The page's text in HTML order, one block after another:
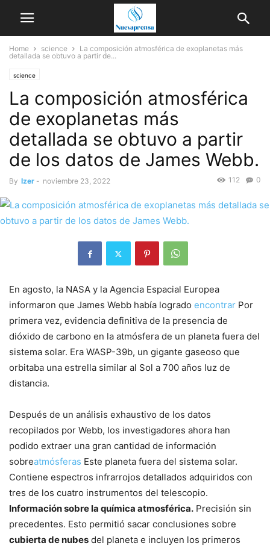
Home science
La composición atmosférica de exoplanetas más
detallada se obtuvo a partir de...
science
La composición atmosférica
de exoplanetas más
detallada se obtuvo a partir
de los datos de James Webb.
By Izer - noviembre 23, 2022 0
112
En agosto, la NASA y la Agencia Espacial Europea
informaron que James Webb había logrado encontrar Por
primera vez, evidencia definitiva de la presencia de
dióxido de carbono en la atmósfera de un planeta fuera del
sistema solar. Era WASP-39b, un gigante gaseoso que
orbitaba una estrella similar al Sol a 700 años luz de
distancia.
Después de un análisis exhaustivo de los datos
recopilados por Webb, los investigadores ahora han
podido extraer una gran cantidad de información
sobreatmósferas Este planeta fuera del sistema solar.
Contiene espectros infrarrojos detallados adquiridos con
tres de los cuatro instrumentos del telescopio.
Información sobre la química atmosférica. Precisión sin
precedentes. Esto permitió sacar conclusiones sobre
cubierta de nubes del planeta e incluyen los primeros